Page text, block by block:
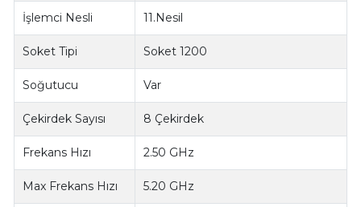
İşlemci Nesli 11.Nesil
Soket Tipi Soket 1200
Soğutucu Var
Çekirdek Sayısı 8 Çekirdek
Frekans Hızı 2.50 GHz
Max Frekans Hızı 5.20 GHz